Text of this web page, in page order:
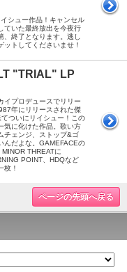
シュー作品！キャンセル
ていた最終放出を今夜行
、終了となります。逃し
トしてくださいませ！
"TRIAL" LP
イプロデュースでリリー
年にリリースされた傑
ついにリイシュー！この
気に化けた作品。歌い方
チェンジ、ストップ&ゴ
んだよな。GAMEFACEの
THREATに
POINT、HDQなど
枚！
ページの先頭へ戻る